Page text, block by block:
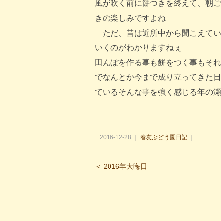
風が吹く前に餅つきを終えて、朝
きの楽しみですよね
ただ、昔は近所中から聞こえて
いくのがわかりますねぇ
田んぼを作る事も餅をつく事もそ
でなんとか今まで成り立ってきた
ているそんな事を強く感じる年の
2016-12-28 ｜ 春友ぶどう園日記
＜ 2016年大晦日